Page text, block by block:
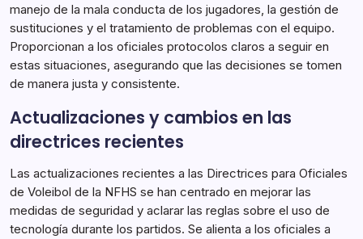
manejo de la mala conducta de los jugadores, la gestión de
sustituciones y el tratamiento de problemas con el equipo.
Proporcionan a los oficiales protocolos claros a seguir en
estas situaciones, asegurando que las decisiones se tomen
de manera justa y consistente.
Actualizaciones y cambios en las
directrices recientes
Las actualizaciones recientes a las Directrices para Oficiales
de Voleibol de la NFHS se han centrado en mejorar las
medidas de seguridad y aclarar las reglas sobre el uso de
tecnología durante los partidos. Se alienta a los oficiales a